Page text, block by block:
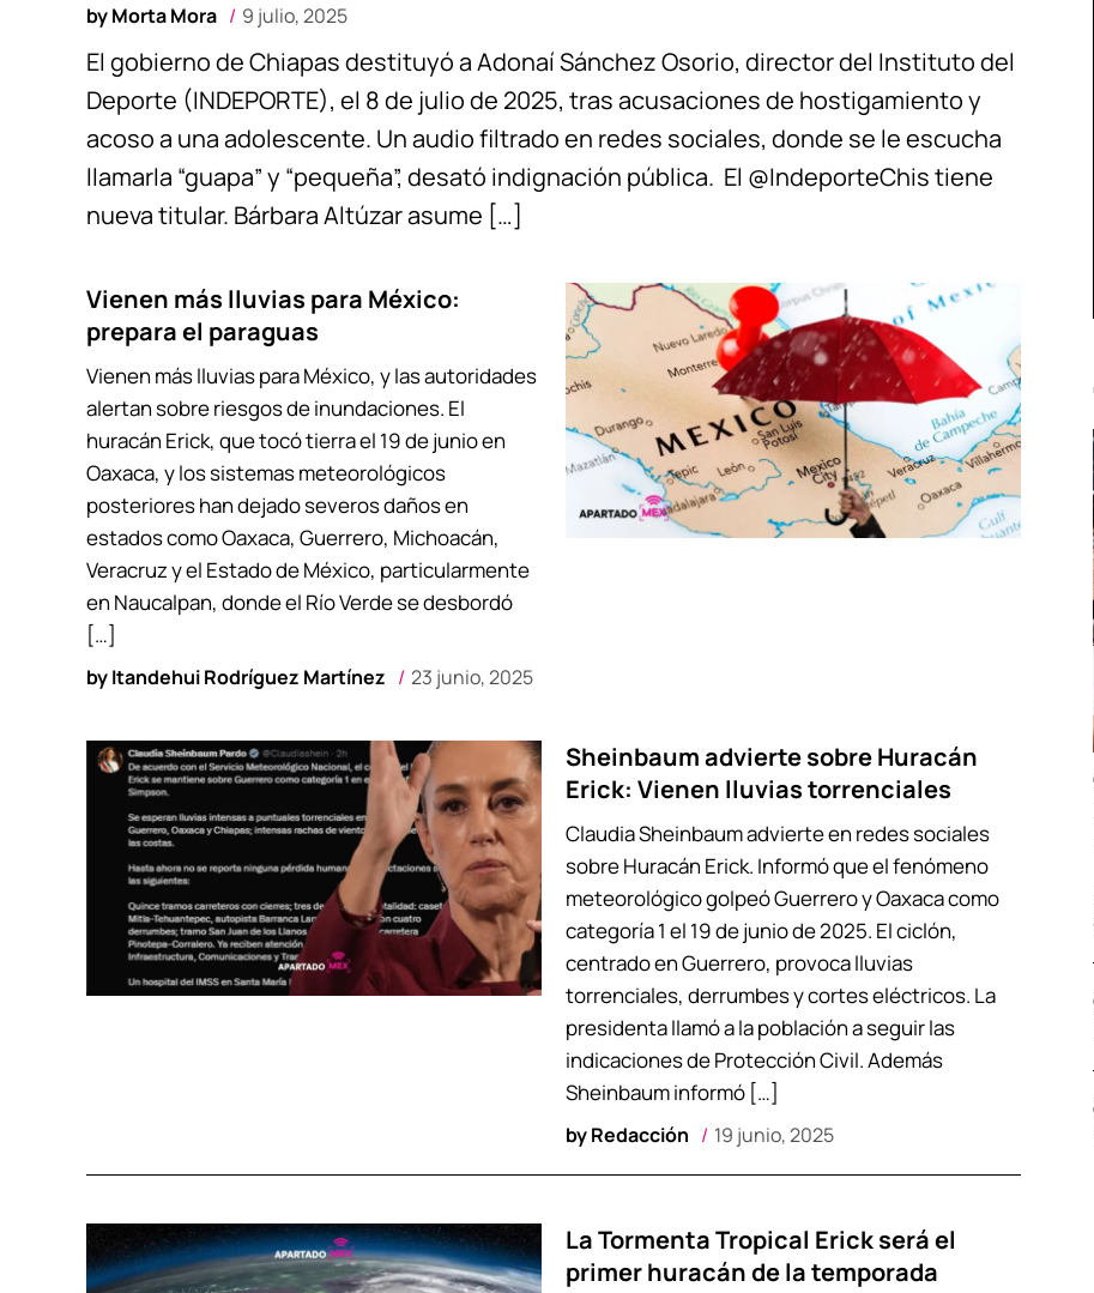
byMorta Mora 9 julio, 2025
El gobierno de Chiapas destituyó a Adonaí Sánchez Osorio, director del Instituto del
Deporte (INDEPORTE), el 8 de julio de 2025, tras acusaciones de hostigamiento y
acoso a una adolescente. Un audio filtrado en redes sociales, donde se le escucha
llamarla “guapa” y “pequeña”, desató indignación pública. El @IndeporteChis tiene
nueva titular. Bárbara Altúzar asume […]
Vienen más lluvias para México:
prepara el paraguas
byItandehui Rodríguez Martínez 23 junio, 2025
Vienen más lluvias para México, y las autoridades
alertan sobre riesgos de inundaciones. El
huracán Erick, que tocó tierra el 19 de junio en
Oaxaca, y los sistemas meteorológicos
posteriores han dejado severos daños en
estados como Oaxaca, Guerrero, Michoacán,
Veracruz y el Estado de México, particularmente
en Naucalpan, donde el Río Verde se desbordó
[…]
Sheinbaum advierte sobre Huracán
Erick: Vienen lluvias torrenciales
byRedacción 19 junio, 2025
Claudia Sheinbaum advierte en redes sociales
sobre Huracán Erick. Informó que el fenómeno
meteorológico golpeó Guerrero y Oaxaca como
categoría 1 el 19 de junio de 2025. El ciclón,
centrado en Guerrero, provoca lluvias
torrenciales, derrumbes y cortes eléctricos. La
presidenta llamó a la población a seguir las
indicaciones de Protección Civil. Además
Sheinbaum informó […]
La Tormenta Tropical Erick será el
primer huracán de la temporada